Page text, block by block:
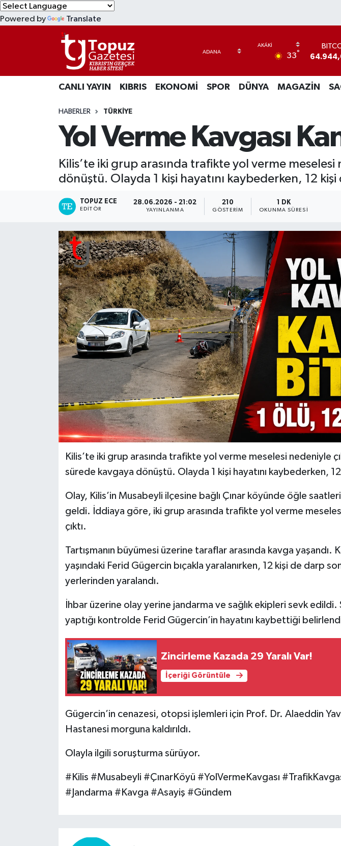
Powered by Translate
33°
GRAM
CANLI YAYIN KIBRIS EKONOMİ SPOR DÜNYA MAGAZİN
HABERLER TÜRKİYE
Yol Verme Kavgası
Kilis’te iki grup arasında trafikte yol verme
dönüştü. Olayda 1 kişi hayatını kaybederken, 12 kişi
TOPUZ ECE
EDITÖR
28.06.2026 - 21:02
YAYINLANMA
210
GÖSTERIM
1 DK
OKUNMA SÜRESI
Kilis’te iki grup arasında trafikte yol verme meselesi nedeniyle
sürede kavgaya dönüştü. Olayda 1 kişi hayatını kaybederken,
Olay, Kilis’in Musabeyli ilçesine bağlı Çınar köyünde öğle
geldi. İddiaya göre, iki grup arasında trafikte yol verme
çıktı.
Tartışmanın büyümesi üzerine taraflar arasında kavga yaşandı.
yaşındaki Ferid Gügercin bıçakla yaralanırken, 12 kişi de darp
yerlerinden yaralandı.
İhbar üzerine olay yerine jandarma ve sağlık ekipleri sevk edildi.
yaptığı kontrolde Ferid Gügercin’in hayatını kaybettiği
Zincirleme Kazada 29 Yaralı Var!
İçeriği Görüntüle
Gügercin’in cenazesi, otopsi işlemleri için Prof. Dr. Alaeddin
Hastanesi morguna kaldırıldı.
Olayla ilgili soruşturma sürüyor.
#Kilis #Musabeyli #ÇınarKöyü #YolVermeKavgası
#Jandarma #Kavga #Asayiş #Gündem
EKONOMİ
MAGAZİN
Lefkoşa Nöbetçi Eczaneler
Lefkoşa Hava Durumu
Lefkoşa Trafik Yoğunluk Haritası
Süper Lig Puan Durumu ve Fikstür
Tüm Manşetler
Son Dakika Haberleri